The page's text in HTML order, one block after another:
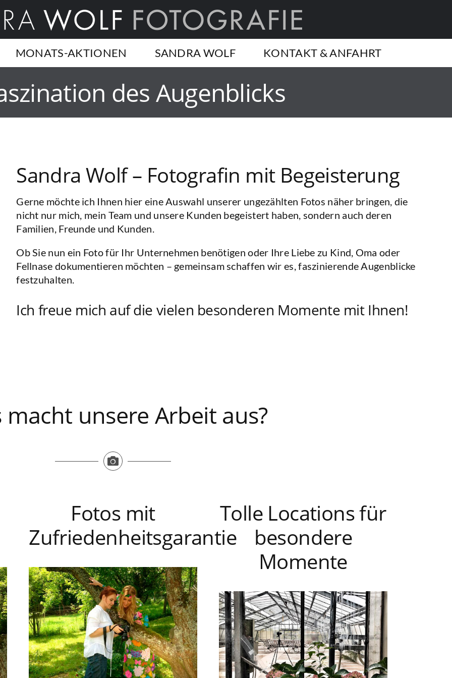
MONATS-AKTIONEN SANDRA WOLF KONTAKT & ANFAHRT
des Augenblicks
Sandra Wolf – Fotografin mit Begeisterung
Gerne möchte ich Ihnen hier eine Auswahl unserer ungezählten Fotos näher bringen, die
nicht nur mich, mein Team und unsere Kunden begeistert haben, sondern auch deren
Familien, Freunde und Kunden.
Ob Sie nun ein Foto für Ihr Unternehmen benötigen oder Ihre Liebe zu Kind, Oma oder
Fellnase dokumentieren möchten – gemeinsam schaffen wir es, faszinierende Augenblicke
festzuhalten.
Ich freue mich auf die vielen besonderen Momente mit Ihnen!
macht unsere Arbeit aus?
Fotos mit
Zufriedenheitsgarantie
Tolle Locations für
besondere
Momente